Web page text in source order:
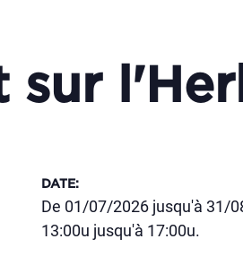
sur
DATE:
De 01/07/2026 jusqu'à 31/
13:00u jusqu'à 17:00u.